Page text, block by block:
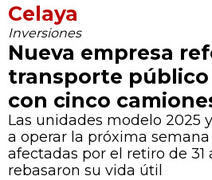
Celaya
Inversiones
Nueva empresa
transporte público
con cinco
Las unidades modelo 2025
a operar la próxima
afectadas por el retiro de 31
rebasaron su vida útil